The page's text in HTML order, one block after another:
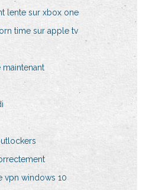
lente sur xbox one
time sur apple tv
vpn windows 10